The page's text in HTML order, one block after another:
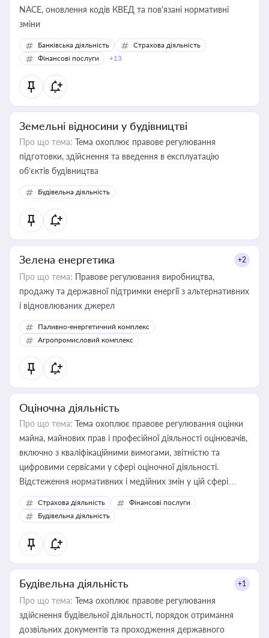
NACE, оновлення кодів КВЕД та пов'язані нормативні
зміни
Банківська діяльність
Страхова діяльність
Фінансові послуги
+13
Земельні відносини у будівництві
Про що тема: Тема охоплює правове регулювання
підготовки, здійснення та введення в експлуатацію
об’єктів будівництва
Будівельна діяльність
Зелена енергетика +2
Про що тема: Правове регулювання виробництва,
продажу та державної підтримки енергії з альтернативних
і відновлюваних джерел
Паливно-енергетичний комплекс
Агропромисловий комплекс
Оціночна діяльність
Про що тема: Тема охоплює правове регулювання оцінки
майна, майнових прав і професійної діяльності оцінювачів,
включно з кваліфікаційними вимогами, звітністю та
цифровими сервісами у сфері оціночної діяльності.
Відстеження нормативних і медійних змін у цій сфері
корисне для власника бізнесу, керівника, юриста або
бухгалтера під час оподаткування, приватизації, оренди
державного майна, корпоративних угод і перевірки
статусу суб'єктів оціночної діяльності
Страхова діяльність
Фінансові послуги
Будівельна діяльність
Будівельна діяльність +1
Про що тема: Тема охоплює правове регулювання
здійснення будівельної діяльності, порядок отримання
дозвільних документів та проходження державного